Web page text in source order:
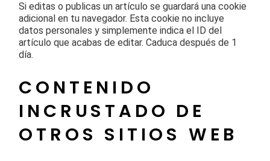
Si editas o publicas un artículo se guardará una cookie
adicional en tu navegador. Esta cookie no incluye
datos personales y simplemente indica el ID del
artículo que acabas de editar. Caduca después de 1
día.
CONTENIDO
INCRUSTADO DE
OTROS SITIOS WEB